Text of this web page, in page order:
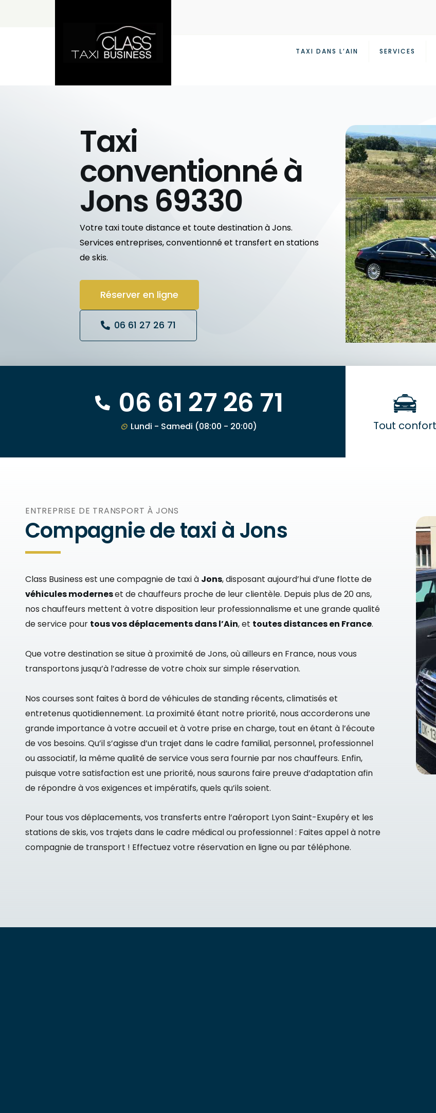
TAXI DANS L’AIN SERVICES
Taxi
conventionné à
Jons 69330
Votre taxi toute distance et toute destination à Jons.
Services entreprises, conventionné et transfert en stations
de skis.
Réserver en ligne
06 61 27 26 71
06 61 27 26 71
Lundi - Samedi (08:00 - 20:00) Tout confort
ENTREPRISE DE TRANSPORT À JONS
Compagnie de taxi à Jons
Class Business est une compagnie de taxi à Jons, disposant aujourd’hui d’une flotte de
véhicules moderneset de chauffeurs proche de leur clientèle. Depuis plus de 20 ans,
nos chauffeurs mettent à votre disposition leur professionnalisme et une grande qualité
de service pour tous vos déplacements dans l’Ain, et toutes distances en France.
Que votre destination se situe à proximité de Jons, où ailleurs en France, nous vous
transportons jusqu’à l’adresse de votre choix sur simple réservation.
Nos courses sont faites à bord de véhicules de standing récents, climatisés et
entretenus quotidiennement. La proximité étant notre priorité, nous accorderons une
grande importance à votre accueil et à votre prise en charge, tout en étant à l’écoute
de vos besoins. Qu’il s’agisse d’un trajet dans le cadre familial, personnel, professionnel
ou associatif, la même qualité de service vous sera fournie par nos chauffeurs. Enfin,
puisque votre satisfaction est une priorité, nous saurons faire preuve d’adaptation afin
de répondre à vos exigences et impératifs, quels qu’ils soient.
Pour tous vos déplacements, vos transferts entre l’aéroport Lyon Saint-Exupéry et les
stations de skis, vos trajets dans le cadre médical ou professionnel : Faites appel à notre
compagnie de transport ! Effectuez votre réservation en ligne ou par téléphone.